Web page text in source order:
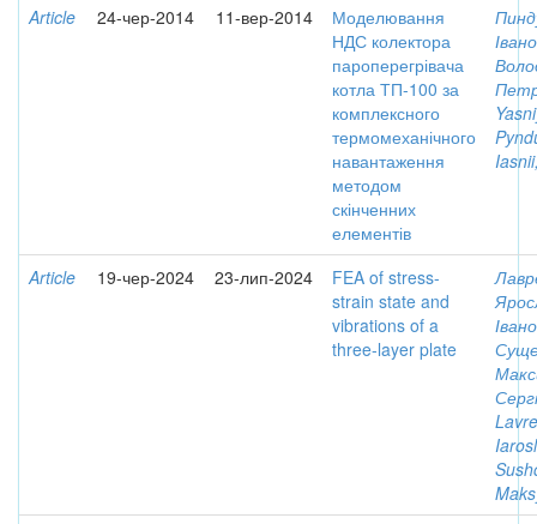
Article 24-чер-2014 11-вер-2014
Моделювання
НДС колектора
пароперегрівача
котла ТП-100 за
комплексного
термомеханічного
навантаження
методом
скінченних
елементів
Article 19-чер-2024 23-лип-2024
FEA of stress-
strain state and
vibrations of a
three-layer plate